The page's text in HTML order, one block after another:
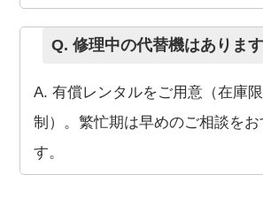
Q. 修理中の代替機はありま
A. 有償レンタルをご用意（在庫
制）。繁忙期は早めのご相談をお
す。